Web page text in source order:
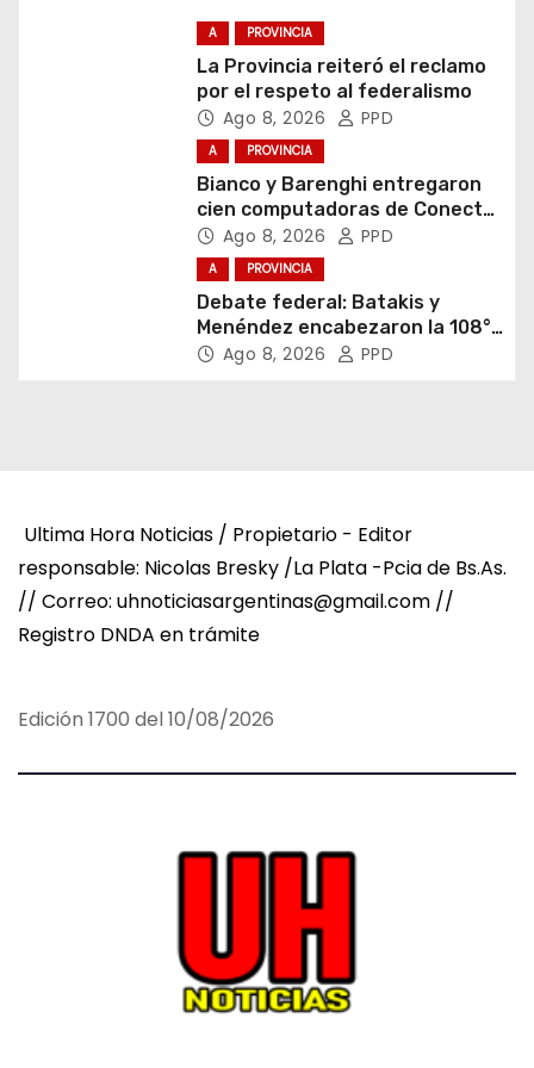
A PROVINCIA
La Provincia reiteró el reclamo
por el respeto al federalismo
Ago 8, 2026 PPD
A PROVINCIA
Bianco y Barenghi entregaron
cien computadoras de Conectar
Igualdad Bonaerense
Ago 8, 2026 PPD
A PROVINCIA
Debate federal: Batakis y
Menéndez encabezaron la 108°
Asamblea del CNV
Ago 8, 2026 PPD
Ultima Hora Noticias / Propietario - Editor
responsable: Nicolas Bresky /La Plata -Pcia de Bs.As.
// Correo: uhnoticiasargentinas@gmail.com //
Registro DNDA en trámite
Edición 1700 del 10/08/2026